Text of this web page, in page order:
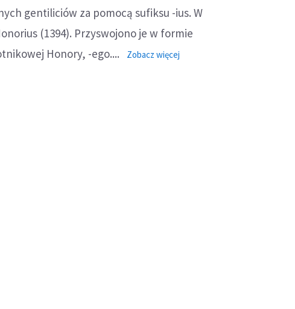
gentiliciów za pomocą sufiksu -ius. W
(1394). Przyswojono je w formie
Honory, -ego....
Zobacz więcej